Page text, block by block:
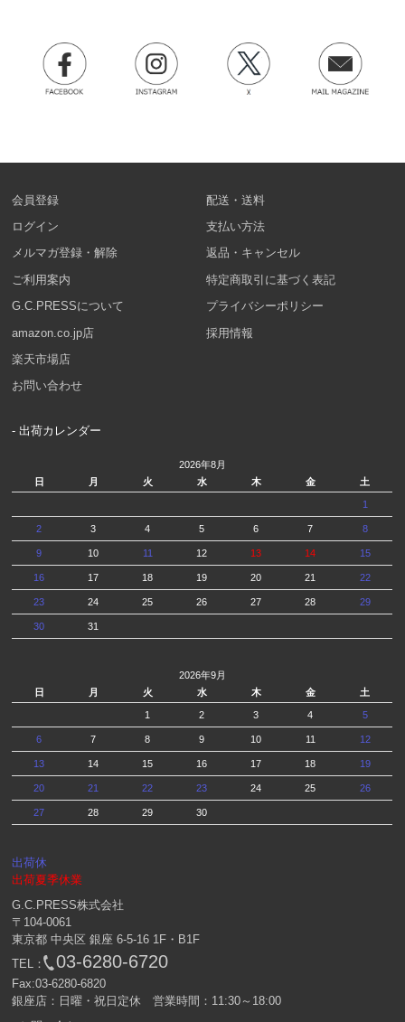
会員登録
ログイン
メルマガ登録・解除
ご利用案内
G.C.PRESSについて
amazon.co.jp店
楽天市場店
お問い合わせ
配送・送料
支払い方法
返品・キャンセル
特定商取引に基づく表記
プライバシーポリシー
採用情報
- 出荷カレンダー
2026年8月
日
月 火 水 木 金 土
1
2 3 4 5 6 7 8
9 10 11 12 13 14 15
16 17 18 19 20 21 22
23 24 25 26 27 28 29
30 31
2026年9月
日
月 火 水 木 金 土
1 2 3 4 5
6 7 8 9 10 11 12
13 14 15 16 17 18 19
20 21 22 23 24 25 26
27 28 29 30
出荷休
出荷夏季休業
G.C.PRESS株式会社
〒104-0061
東京都 中央区 銀座 6-5-16 1F・B1F
TEL：
03-6280-6720
Fax:03-6280-6820
銀座店：日曜・祝日定休 営業時間：11:30～18:00